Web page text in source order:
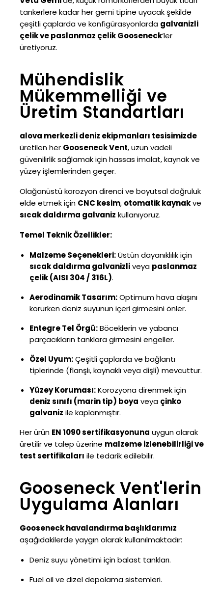
tankerlere kadar her gemi tipine uyacak şekilde
çeşitli çaplarda ve konfigürasyonlarda galvanizli
çelik ve paslanmaz çelik Gooseneck‘ler
üretiyoruz.
Mühendislik
Mükemmelliği ve
Üretim Standartları
alova merkezli deniz ekipmanları tesisimizde
üretilen her Gooseneck Vent, uzun vadeli
güvenilirlik sağlamak için hassas imalat, kaynak ve
yüzey işlemlerinden geçer.
Olağanüstü korozyon direnci ve boyutsal doğruluk
elde etmek için CNC kesim, otomatik kaynakve
sıcak daldırma galvaniz kullanıyoruz.
Temel Teknik Özellikler:
Malzeme Seçenekleri:Üstün dayanıklılık için
sıcak daldırma galvanizliveya paslanmaz
çelik (AISI 304 / 316L).
Aerodinamik Tasarım:Optimum hava akışını
korurken deniz suyunun içeri girmesini önler.
Entegre Tel Örgü:Böceklerin ve yabancı
parçacıkların tanklara girmesini engeller.
Özel Uyum:Çeşitli çaplarda ve bağlantı
tiplerinde (flanşlı, kaynaklı veya dişli) mevcuttur.
Yüzey Koruması:Korozyona direnmek için
deniz sınıfı (marin tip) boya veya çinko
galvaniz ile kaplanmıştır.
Her ürün EN 1090 sertifikasyonuna uygun olarak
üretilir ve talep üzerine malzeme izlenebilirliği ve
test sertifikaları ile tedarik edilebilir.
Gooseneck Vent'lerin
Uygulama Alanları
Gooseneck havalandırma başlıklarımız
aşağıdakilerde yaygın olarak kullanılmaktadır:
Deniz suyu yönetimi için balast tankları.
Fuel oil ve dizel depolama sistemleri.